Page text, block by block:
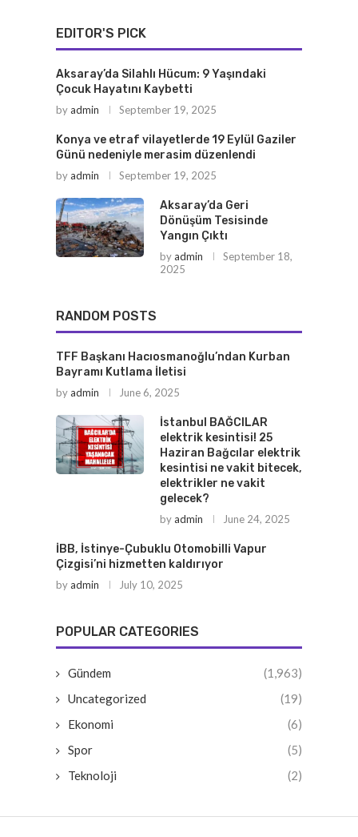
EDITOR'S PICK
Aksaray’da Silahlı Hücum: 9 Yaşındaki
Çocuk Hayatını Kaybetti
byadmin September 19, 2025
Konya ve etraf vilayetlerde 19 Eylül Gaziler
Günü nedeniyle merasim düzenlendi
byadmin September 19, 2025
Aksaray’da Geri
Dönüşüm Tesisinde
Yangın Çıktı
byadmin
September 18,
2025
RANDOM POSTS
TFF Başkanı Hacıosmanoğlu’ndan Kurban
Bayramı Kutlama İletisi
byadmin June 6, 2025
İstanbul BAĞCILAR
elektrik kesintisi! 25
Haziran Bağcılar elektrik
kesintisi ne vakit bitecek,
elektrikler ne vakit
gelecek?
byadmin June 24, 2025
İBB, İstinye-Çubuklu Otomobilli Vapur
Çizgisi’ni hizmetten kaldırıyor
byadmin July 10, 2025
POPULAR CATEGORIES
Gündem
(1,963)
Uncategorized
(19)
Ekonomi
(6)
Spor
(5)
Teknoloji
(2)